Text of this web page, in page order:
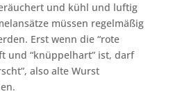
und kühl und luftig
müssen regelmäßig
Erst wenn die “rote
und “knüppelhart” ist, darf
also alte Wurst